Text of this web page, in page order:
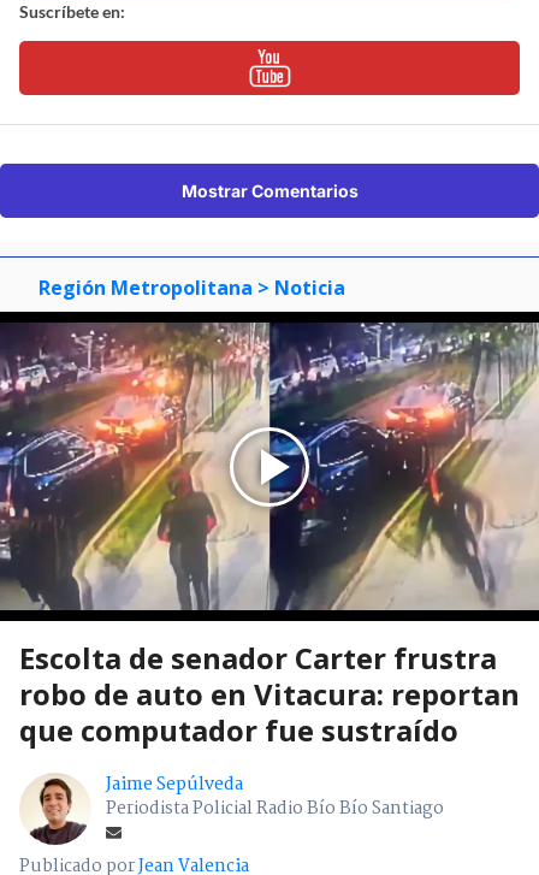
Suscríbete en:
Mostrar Comentarios
Región Metropolitana > Noticia
Escolta de senador Carter frustra
robo de auto en Vitacura: reportan
que computador fue sustraído
Jaime Sepúlveda
Periodista Policial Radio Bío Bío Santiago
Publicado porJean Valencia